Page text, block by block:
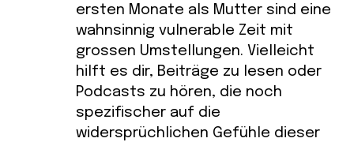
ersten Monate als Mutter sind eine
wahnsinnig vulnerable Zeit mit
grossen Umstellungen. Vielleicht
hilft es dir, Beiträge zu lesen oder
Podcasts zu hören, die noch
spezifischer auf die
widersprüchlichen Gefühle dieser